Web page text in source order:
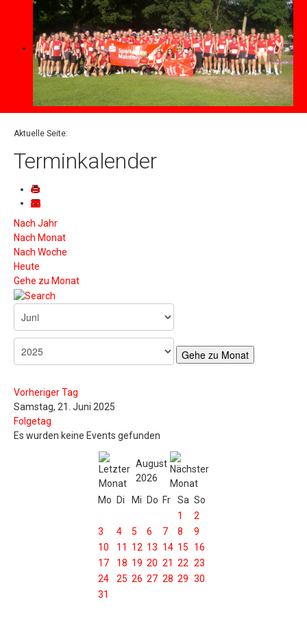
Aktuelle Seite:
Terminkalender
Nach Jahr
Nach Monat
Nach Woche
Heute
Gehe zu Monat
Gehe zu Monat
Vorheriger Tag
Samstag, 21. Juni 2025
Folgetag
Es wurden keine Events gefunden
August
2026
Mo
Di Mi Do Fr Sa So
1
2
3
4 5 6 7 8
9
10
11 12 13 14 15
16
17
18 19 20 21 22 23
24
25 26 27 28 29 30
31